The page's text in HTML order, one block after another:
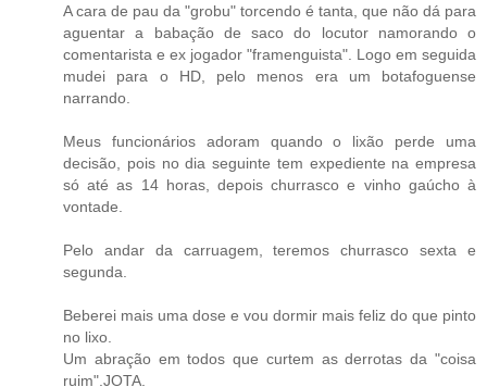
A cara de pau da "grobu" torcendo é tanta, que não dá para
aguentar a babação de saco do locutor namorando o
comentarista e ex jogador "framenguista". Logo em seguida
mudei para o HD, pelo menos era um botafoguense
narrando.
Meus funcionários adoram quando o lixão perde uma
decisão, pois no dia seguinte tem expediente na empresa
só até as 14 horas, depois churrasco e vinho gaúcho à
vontade.
Pelo andar da carruagem, teremos churrasco sexta e
segunda.
Beberei mais uma dose e vou dormir mais feliz do que pinto
no lixo.
Um abração em todos que curtem as derrotas da "coisa
ruim".JOTA.